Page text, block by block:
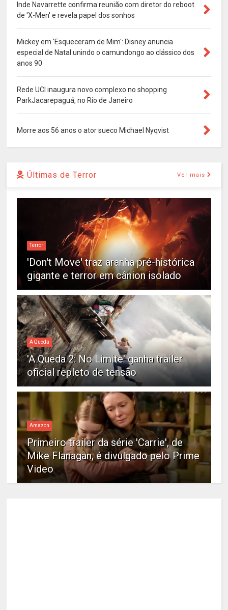
Inde Navarrette confirma reunião com diretor do reboot
de 'X-Men' e revela papel dos sonhos
Mickey em 'Esqueceram de Mim': Disney anuncia
especial de Natal unindo o camundongo ao clássico dos
anos 90
Rede UCI inaugura novo complexo no shopping
ParkJacarepaguá, no Rio de Janeiro
Morre aos 56 anos o ator sueco Michael Nyqvist
Últimas de Terror Ver mais
Terror
'Don't Move' traz aranha pré-histórica
gigante e terror em cânion isolado
A Queda
'A Queda 2: No Limite' ganha trailer
oficial repleto de tensão
Amazon
Primeiro trailer da série 'Carrie', de
Mike Flanagan, é divulgado pelo Prime
Video